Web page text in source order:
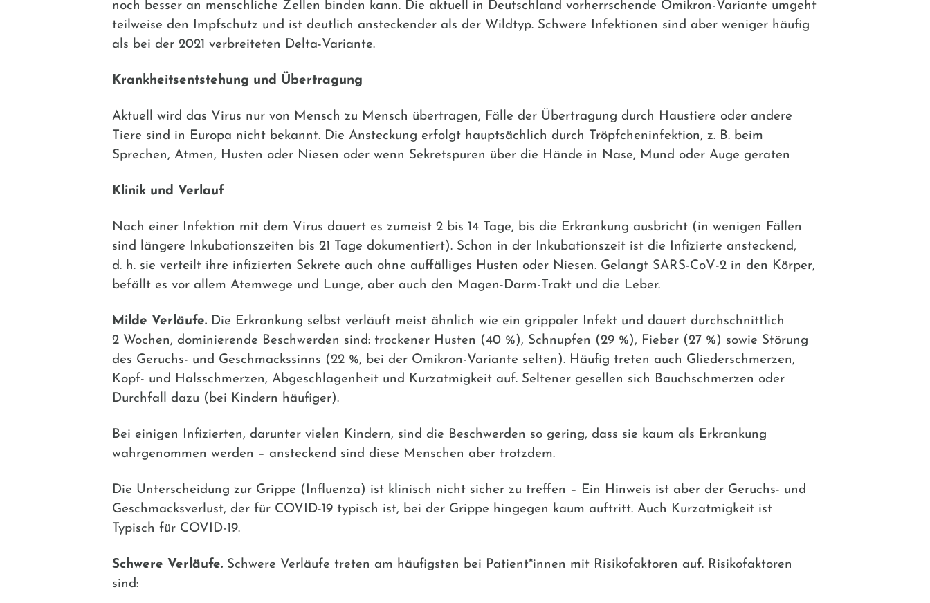
noch besser an menschliche Zellen binden kann. Die aktuell in Deutschland vorherrschende Omikron-Variante umgeht
teilweise den Impfschutz und ist deutlich ansteckender als der Wildtyp. Schwere Infektionen sind aber weniger häufig
als bei der 2021 verbreiteten Delta-Variante.
Krankheitsentstehung und Übertragung
Aktuell wird das Virus nur von Mensch zu Mensch übertragen, Fälle der Übertragung durch Haustiere oder andere
Tiere sind in Europa nicht bekannt. Die Ansteckung erfolgt hauptsächlich durch Tröpfcheninfektion, z. B. beim
Sprechen, Atmen, Husten oder Niesen oder wenn Sekretspuren über die Hände in Nase, Mund oder Auge geraten
Klinik und Verlauf
Nach einer Infektion mit dem Virus dauert es zumeist 2 bis 14 Tage, bis die Erkrankung ausbricht (in wenigen Fällen
sind längere Inkubationszeiten bis 21 Tage dokumentiert). Schon in der Inkubationszeit ist die Infizierte ansteckend,
d. h. sie verteilt ihre infizierten Sekrete auch ohne auffälliges Husten oder Niesen. Gelangt SARS-CoV-2 in den Körper,
befällt es vor allem Atemwege und Lunge, aber auch den Magen-Darm-Trakt und die Leber.
Milde Verläufe. Die Erkrankung selbst verläuft meist ähnlich wie ein grippaler Infekt und dauert durchschnittlich
2 Wochen, dominierende Beschwerden sind: trockener Husten (40 %), Schnupfen (29 %), Fieber (27 %) sowie Störung
des Geruchs- und Geschmackssinns (22 %, bei der Omikron-Variante selten). Häufig treten auch Gliederschmerzen,
Kopf- und Halsschmerzen, Abgeschlagenheit und Kurzatmigkeit auf. Seltener gesellen sich Bauchschmerzen oder
Durchfall dazu (bei Kindern häufiger).
Bei einigen Infizierten, darunter vielen Kindern, sind die Beschwerden so gering, dass sie kaum als Erkrankung
wahrgenommen werden – ansteckend sind diese Menschen aber trotzdem.
Die Unterscheidung zur Grippe (Influenza) ist klinisch nicht sicher zu treffen – Ein Hinweis ist aber der Geruchs- und
Geschmacksverlust, der für COVID-19 typisch ist, bei der Grippe hingegen kaum auftritt. Auch Kurzatmigkeit ist
Typisch für COVID-19.
Schwere Verläufe. Schwere Verläufe treten am häufigsten bei Patient*innen mit Risikofaktoren auf. Risikofaktoren
sind: